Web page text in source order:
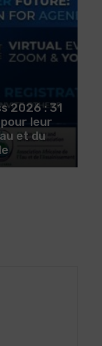
2026 : 31
leur
et du